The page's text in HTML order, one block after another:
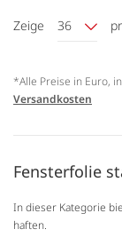
Zeige 36
*Alle Preise in Euro,
Versandkosten
Fensterfolie
In dieser Kategorie
haften.